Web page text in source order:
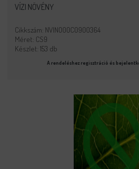
VÍZI NÖVÉNY
Cikkszám: NVINO00C0900364
Méret: CS9
Készlet: 153 db
A rendeléshez regisztráció és